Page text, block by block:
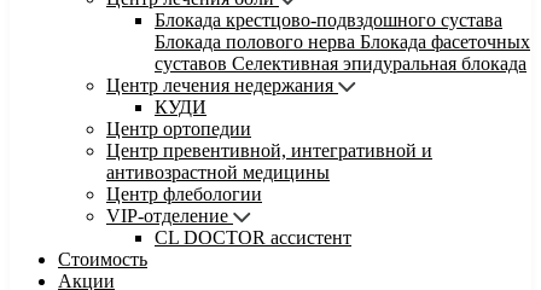
Блокада крестцово-подвздошного сустава
Блокада полового нерва Блокада фасеточных
суставов Селективная эпидуральная блокада
Центр лечения недержания
КУДИ
Центр ортопедии
Центр превентивной, интегративной и
антивозрастной медицины
Центр флебологии
VIP-отделение
CL DOCTOR ассистент
Стоимость
Акции